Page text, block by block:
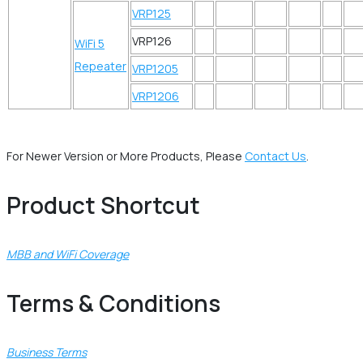
WiFi 5
Repeater
VRP125
VRP126
VRP1205
VRP1206
For Newer Version or More Products, Please Contact Us.
Product Shortcut
MBB and WiFi Coverage
Terms & Conditions
Business Terms